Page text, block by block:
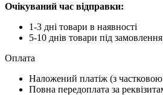
Очікуваний час відправки:
1-3 дні товари в наявності
5-10 днів товари під замовлення
Оплата
Наложений платіж (з
Повна передоплата за